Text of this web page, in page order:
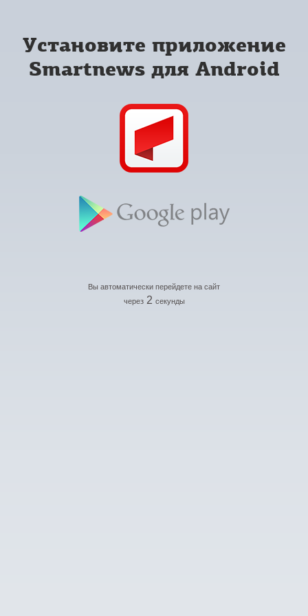
Установите приложение
Smartnews для Android
Вы автоматически перейдете на сайт
через 2 секунды